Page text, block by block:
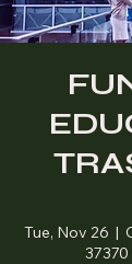
Tue, Nov 26
  |